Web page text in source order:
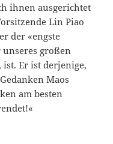
ihnen ausgerichtet
Lin Piao
der «engste
unseres großen
ist. Er ist derjenige,
Maos
am besten